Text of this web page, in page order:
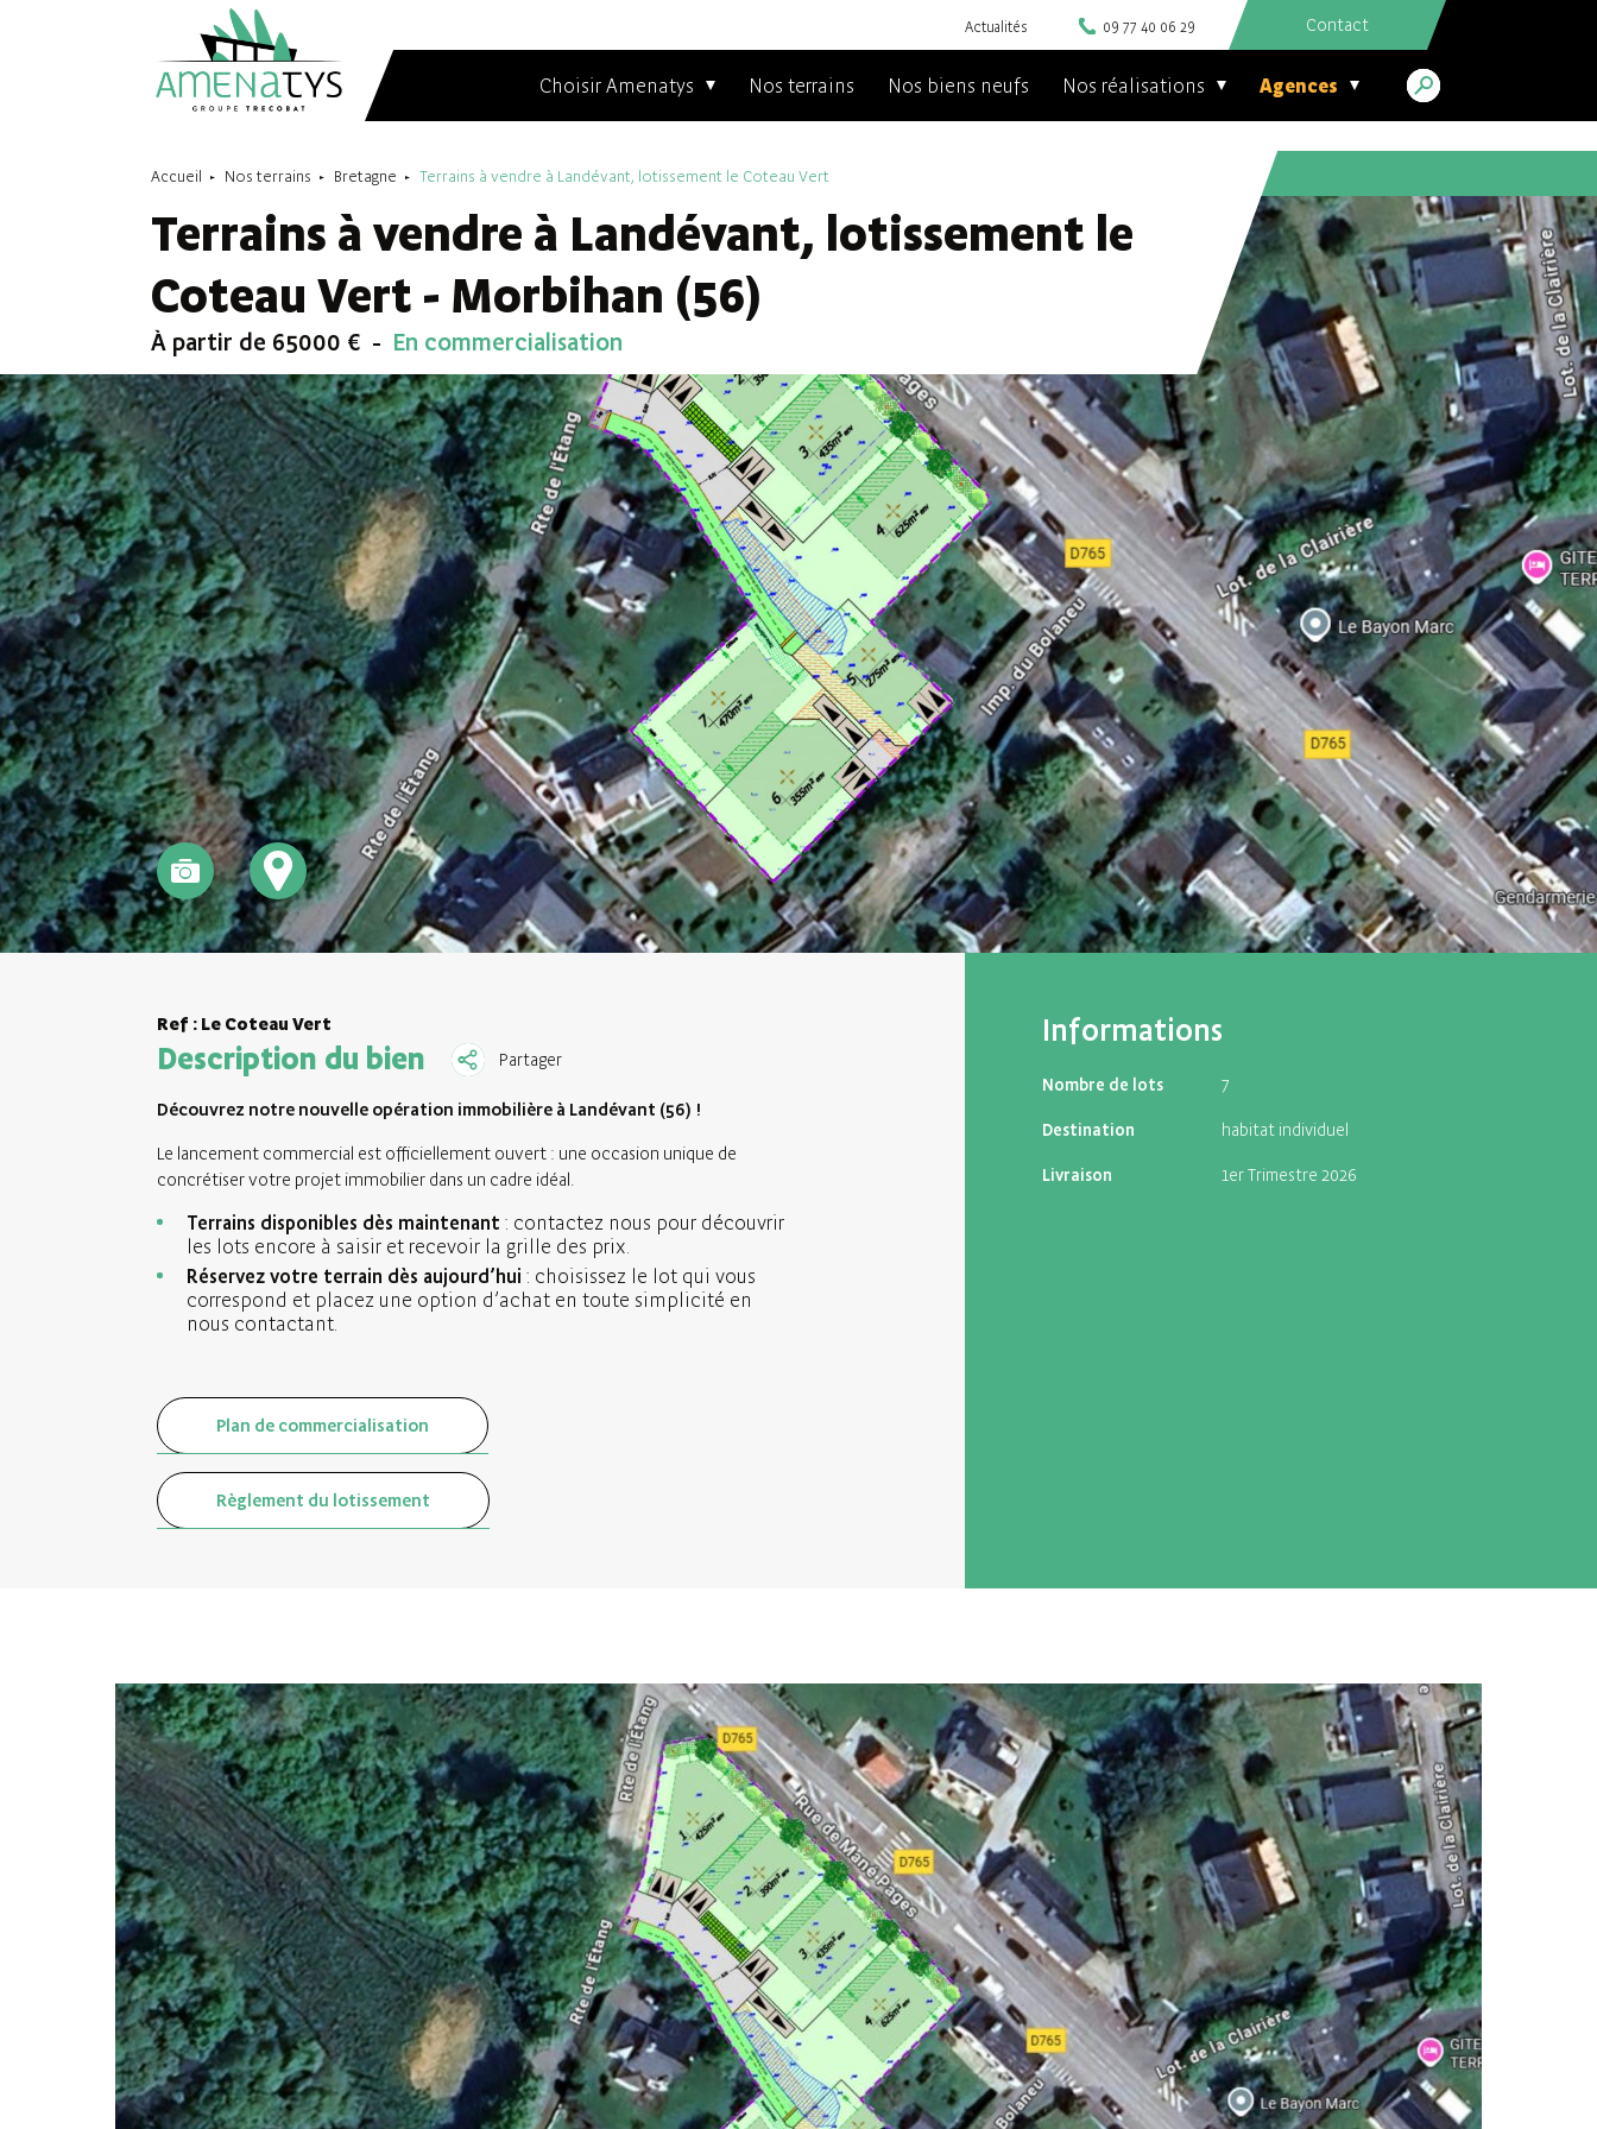
Actualités 09 77 40 06 29 Contact
Choisir Amenatys Nos terrains Nos biens neufs Nos réalisations Agences
Accueil Nos terrains Bretagne Terrains à vendre à Landévant, lotissement le Coteau Vert
Terrains à vendre à Landévant, lotissement le
Coteau Vert - Morbihan (56)
À partir de 65000 € En commercialisation
Ref : Le Coteau Vert
Description du bien Partager
Découvrez notre nouvelle opération immobilière à Landévant (56) !
Le lancement commercial est officiellement ouvert : une occasion unique de
concrétiser votre projet immobilier dans un cadre idéal.
Terrains disponibles dès maintenant : contactez nous pour découvrir
les lots encore à saisir et recevoir la grille des prix.
Réservez votre terrain dès aujourd’hui : choisissez le lot qui vous
correspond et placez une option d’achat en toute simplicité en
nous contactant.
Plan de commercialisation
Règlement du lotissement
Informations
Nombre de lots 7
Destination habitat individuel
Livraison 1er Trimestre 2026